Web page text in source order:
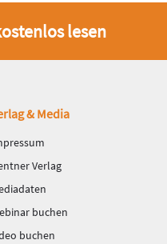
lesen
& Media
Verlag
buchen
buchen